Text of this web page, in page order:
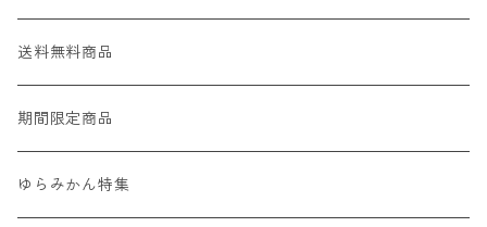
送料無料商品
期間限定商品
ゆらみかん特集